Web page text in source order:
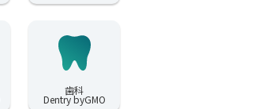
歯科
Dentry byGMO